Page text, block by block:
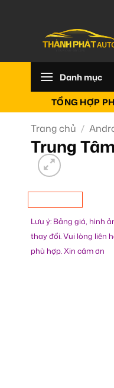
Danh mục
TỔNG HỢP
Trang chủ /
Trung
Lưu ý: Bảng giá, hình
thay đổi. Vui lòng liên
phù hợp. Xin cảm ơn